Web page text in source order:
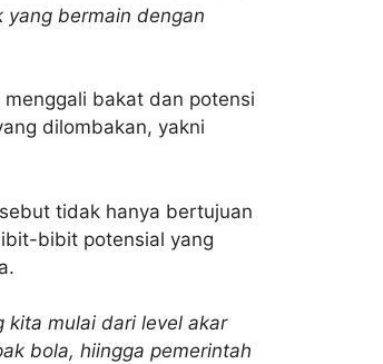
bermain dengan
menggali bakat dan potensi
dilombakan, yakni
tidak hanya bertujuan
bibit potensial yang
kita mulai dari level akar
bola, hiingga pemerintah